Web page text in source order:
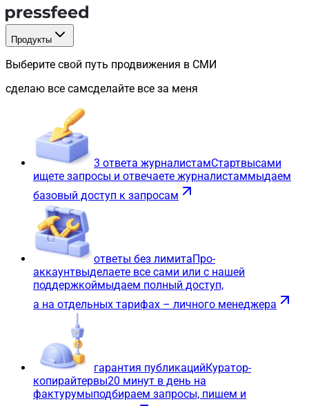
Продукты
Выберите свой путь продвижения в СМИ
сделаю все самсделайте все за меня
3 ответа журналистамСтартвысами
ищете запросы и отвечаете журналистаммыдаем
базовый доступ к запросам
ответы без лимитаПро-
аккаунтвыделаете все сами или с нашей
поддержкоймыдаем полный доступ,
а на отдельных тарифах – личного менеджера
гарантия публикацийКуратор-
копирайтервы20 минут в день на
фактурумыподбираем запросы, пишем и